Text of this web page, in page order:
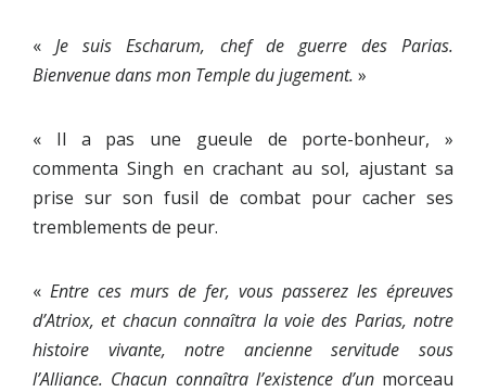
«Je suis Escharum, chef de guerre des Parias.
Bienvenue dans mon Temple du jugement. »
« Il a pas une gueule de porte-bonheur, »
commenta Singh en crachant au sol, ajustant sa
prise sur son fusil de combat pour cacher ses
tremblements de peur.
« Entre ces murs de fer, vous passerez les épreuves
d’Atriox, et chacun connaîtra la voie des Parias, notre
histoire vivante, notre ancienne servitude sous
l’Alliance. Chacun connaîtra l’existence d’unmorceau